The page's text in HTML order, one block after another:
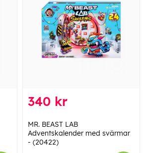
340 kr
MR. BEAST LAB
Adventskalender med svärmar
- (20422)